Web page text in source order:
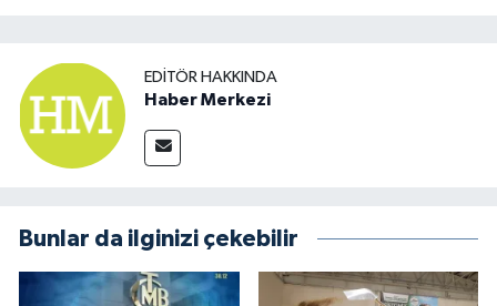
EDITÖR HAKKINDA
Haber Merkezi
Bunlar da ilginizi çekebilir